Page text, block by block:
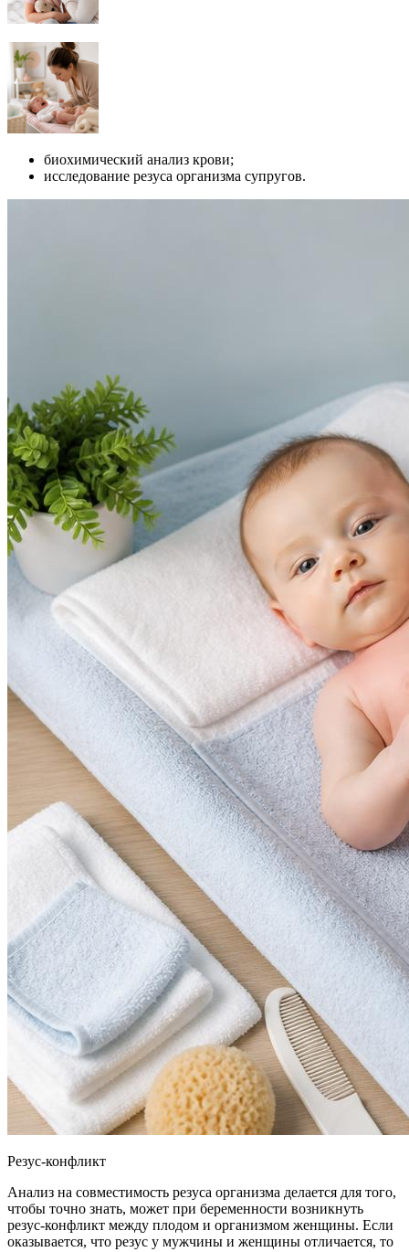
биохимический анализ крови;
исследование резуса организма супругов.
Резус-конфликт
Анализ на совместимость резуса организма делается для того,
чтобы точно знать, может при беременности возникнуть
резус-конфликт между плодом и организмом женщины. Если
оказывается, что резус у мужчины и женщины отличается, то